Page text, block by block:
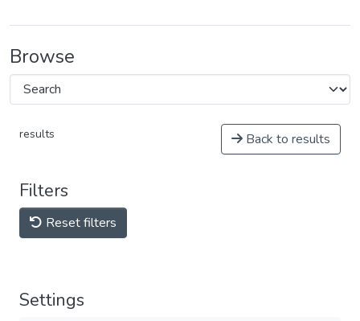
Browse
results Back to results
Filters
Reset filters
Settings